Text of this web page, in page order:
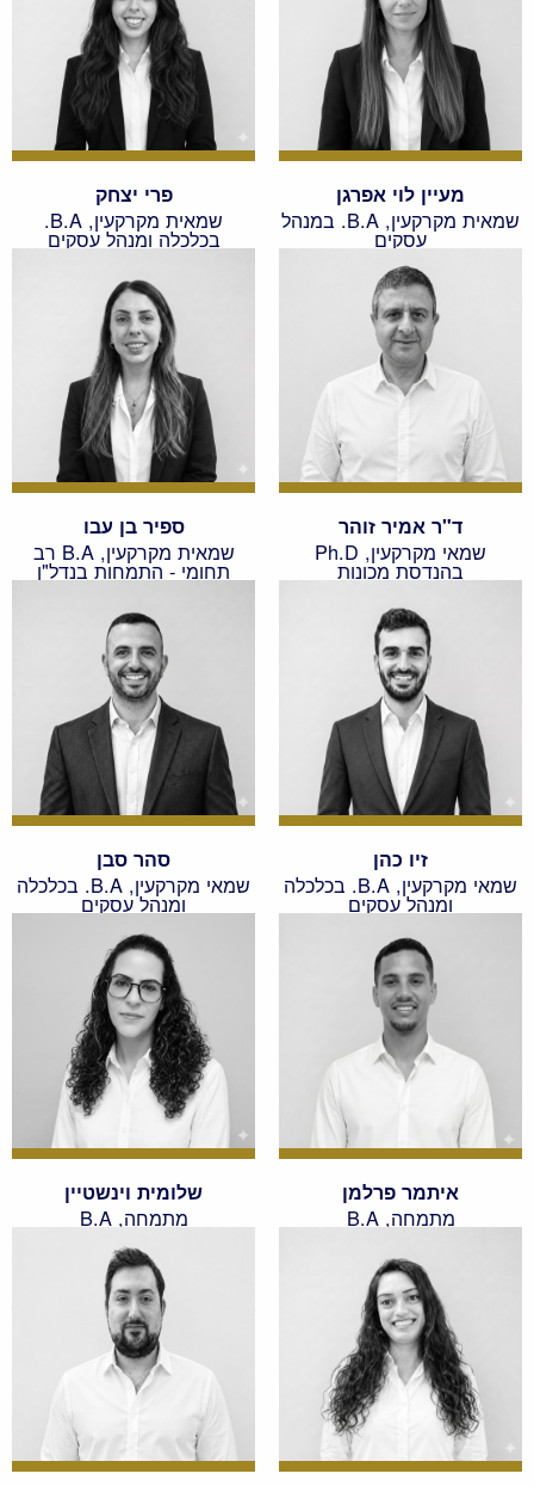
מעיין לוי אפרגן
שמאית מקרקעין, B.A. במנהל
עסקים
פרי יצחק
שמאית מקרקעין, B.A.
בכלכלה ומנהל עסקים
ד"ר אמיר זוהר
שמאי מקרקעין, Ph.D
בהנדסת מכונות
ספיר בן עבו
שמאית מקרקעין, B.A רב
תחומי - התמחות בנדל"ן
זיו כהן
שמאי מקרקעין, B.A. בכלכלה
ומנהל עסקים
סהר סבן
שמאי מקרקעין, B.A. בכלכלה
ומנהל עסקים
איתמר פרלמן
מתמחה, B.A
שלומית וינשטיין
מתמחה, B.A